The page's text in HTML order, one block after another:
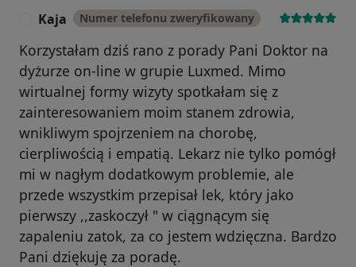
Kaja Numer telefonu zweryfikowany
Korzystałam dziś rano z porady Pani Doktor na
dyżurze on-line w grupie Luxmed. Mimo
wirtualnej formy wizyty spotkałam się z
zainteresowaniem moim stanem zdrowia,
wnikliwym spojrzeniem na chorobę,
cierpliwością i empatią. Lekarz nie tylko pomógł
mi w nagłym dodatkowym problemie, ale
przede wszystkim przepisał lek, który jako
pierwszy ,,zaskoczył " w ciągnącym się
zapaleniu zatok, za co jestem wdzięczna. Bardzo
Pani dziękuję za poradę.